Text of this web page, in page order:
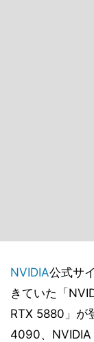
NVIDIA公式サ
きていた「
RTX 5880」が
4090、NVIDIA